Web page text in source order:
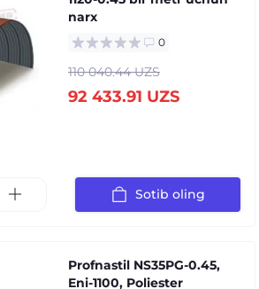
narx
0
110 040.44 UZS
92 433.91 UZS
Sotib oling
Profnastil NS35PG-0.45,
Eni-1100, Poliester